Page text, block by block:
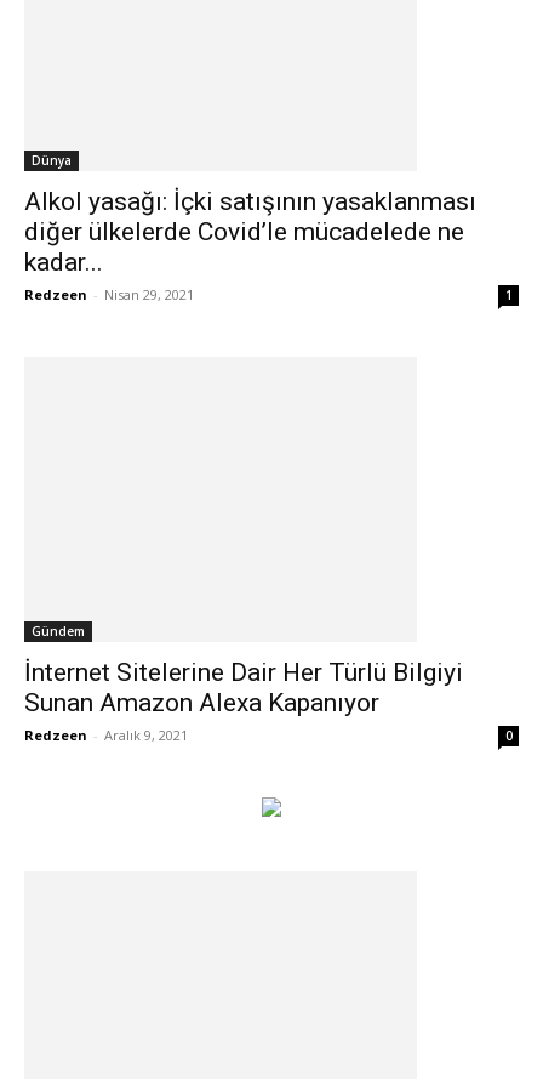
Dünya
Alkol yasağı: İçki satışının yasaklanması
diğer ülkelerde Covid’le mücadelede ne
kadar...
Redzeen - Nisan 29, 2021 1
Gündem
İnternet Sitelerine Dair Her Türlü Bilgiyi
Sunan Amazon Alexa Kapanıyor
Redzeen - Aralık 9, 2021 0